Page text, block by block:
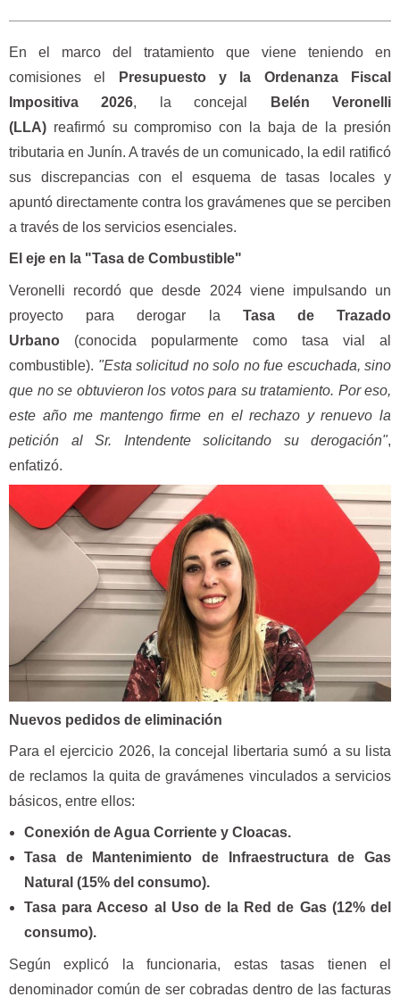
En el marco del tratamiento que viene teniendo en
comisiones el
Presupuesto y la Ordenanza Fiscal
Impositiva 2026, la concejal
Belén Veronelli
(LLA) reafirmó su compromiso con la baja de la presión
tributaria en Junín. A través de un comunicado, la edil ratificó
sus discrepancias con el esquema de tasas locales y
apuntó directamente contra los gravámenes que se perciben
a través de los servicios esenciales.
El eje en la "Tasa de Combustible"
Veronelli recordó que desde 2024 viene impulsando un
proyecto para derogar la Tasa de Trazado
Urbano (conocida popularmente como tasa vial al
combustible). "Esta solicitud no solo no fue escuchada, sino
que no se obtuvieron los votos para su tratamiento. Por eso,
este año me mantengo firme en el rechazo y renuevo la
petición al Sr. Intendente solicitando su derogación",
enfatizó.
Nuevos pedidos de eliminación
Para el ejercicio 2026, la concejal libertaria sumó a su lista
de reclamos la quita de gravámenes vinculados a servicios
básicos, entre ellos:
Conexión de Agua Corriente y Cloacas.
Tasa de Mantenimiento de Infraestructura de Gas
Natural (15% del consumo).
Tasa para Acceso al Uso de la Red de Gas (12% del
consumo).
Según explicó la funcionaria, estas tasas tienen el
denominador común de ser cobradas dentro de las facturas